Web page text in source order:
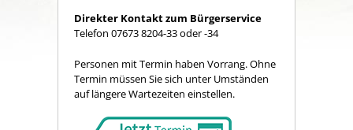
Direkter Kontakt zum Bürgerservice
Telefon 07673 8204-33 oder -34
Personen mit Termin haben Vorrang. Ohne
Termin müssen Sie sich unter Umständen
auf längere Wartezeiten einstellen.